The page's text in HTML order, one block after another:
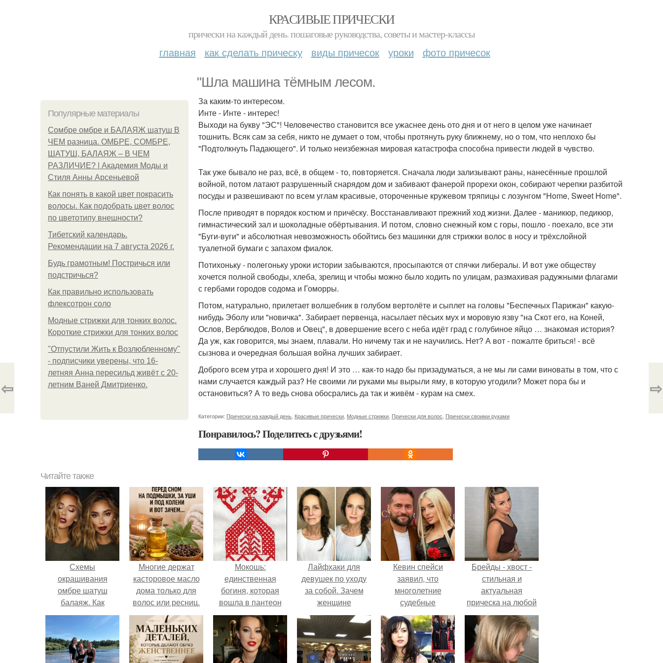
КРАСИВЫЕ ПРИЧЕСКИ
прически на каждый день. пошаговые руководства, советы и мастер-классы
главная как сделать прическу виды причесок уроки фото причесок
"Шла машина тёмным лесом.
Популярные материалы
Сомбре омбре и БАЛАЯЖ шатуш В
ЧЕМ разница. ОМБРЕ, СОМБРЕ,
ШАТУШ, БАЛАЯЖ – В ЧЕМ
РАЗЛИЧИЕ? | Академия Моды и
Стиля Анны Арсеньевой
Как понять в какой цвет покрасить
волосы. Как подобрать цвет волос
по цветотипу внешности?
Тибетский календарь.
Рекомендации на 7 августа 2026 г.
Будь грамотным! Постричься или
подстричься?
Как правильно использовать
флексотрон соло
Модные стрижки для тонких волос.
Короткие стрижки для тонких волос
"Отпустили Жить к Возлюбленному"
- подписчики уверены, что 16-
летняя Анна пересильд живёт с 20-
летним Ваней Дмитриенко.
За каким-то интересом.
Инте - Инте - интерес!
Выходи на букву "ЭС"! Человечество становится все ужаснее день ото дня и от него в целом уже начинает
тошнить. Всяк сам за себя, никто не думает о том, чтобы протянуть руку ближнему, но о том, что неплохо бы
"Подтолкнуть Падающего". И только неизбежная мировая катастрофа способна привести людей в чувство.
Так уже бывало не раз, всё, в общем - то, повторяется. Сначала люди зализывают раны, нанесённые прошлой
войной, потом латают разрушенный снарядом дом и забивают фанерой прорехи окон, собирают черепки разбитой
посуды и развешивают по всем углам красивые, отороченные кружевом тряпицы с лозунгом "Home, Sweet Home".
После приводят в порядок костюм и причёску. Восстанавливают прежний ход жизни. Далее - маникюр, педикюр,
гимнастический зал и шоколадные обёртывания. И потом, словно снежный ком с горы, пошло - поехало, все эти
"Буги-вуги" и абсолютная невозможность обойтись без машинки для стрижки волос в носу и трёхслойной
туалетной бумаги с запахом фиалок.
Потихоньку - полегоньку уроки истории забываются, просыпаются от спячки либералы. И вот уже обществу
хочется полной свободы, хлеба, зрелищ и чтобы можно было ходить по улицам, размахивая радужными флагами
с гербами городов содома и Гоморры.
Потом, натурально, прилетает волшебник в голубом вертолёте и сыплет на головы "Беспечных Парижан" какую-
нибудь Эболу или "новичка". Забирает первенца, насылает пёсьих мух и моровую язву "на Скот его, на Коней,
Ослов, Верблюдов, Волов и Овец", в довершение всего с неба идёт град с голубиное яйцо … знакомая история?
Да уж, как говорится, мы знаем, плавали. Но ничему так и не научились. Нет? А вот - пожалте бриться! - всё
сызнова и очередная большая война лучших забирает.
Доброго всем утра и хорошего дня! И это … как-то надо бы призадуматься, а не мы ли сами виноваты в том, что с
нами случается каждый раз? Не своими ли руками мы вырыли яму, в которую угодили? Может пора бы и
остановиться? А то ведь снова обосрались да так и живём - курам на смех.
Категории: Прически на каждый день Красивые прически Модные стрижки Прически для волос Прически своими руками
Понравилось? Поделитесь с друзьями!
⇦ ⇨
Читайте также
Схемы
окрашивания
омбре шатуш
балаяж. Как
выбрать
окрашивание для
себя
Многие держат
касторовое масло
дома только для
волос или ресниц.
Мокошь:
единственная
богиня, которая
вошла в пантеон
князя Владимира.
Лайфхаки для
девушек по уходу
за собой. Зачем
женщине
ухаживать за
собой?
Кевин спейси
заявил, что
многолетние
судебные
разбирательства
практически
уничтожили его
состояние.
Брейды - хвост -
стильная и
актуальная
прическа на любой
случай.